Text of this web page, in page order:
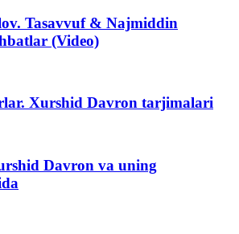
Tasavvuf & Najmiddin
(Video)
Xurshid Davron tarjimalari
Davron va uning